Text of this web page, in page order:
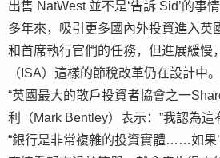
出售 NatWest 並不是‘告訴 Sid’的事
多年來，吸引更多國內外投資進入英
和首席執行官們的任務，但進展緩慢
（ISA）這樣的節稅改革仍在設計中。
“英國最大的散戶投資者協會之一
利（Mark Bentley）表示：”我認為這
“銀行是非常複雜的投資實體……如果